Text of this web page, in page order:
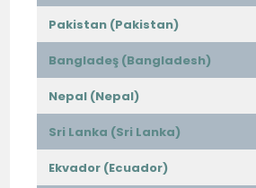
Pakistan (Pakistan)
Bangladeş (Bangladesh)
Nepal (Nepal)
Sri Lanka (Sri Lanka)
Ekvador (Ecuador)